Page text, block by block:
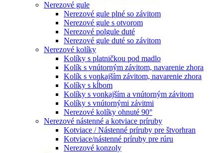
Nerezové gule
Nerezové gule plné so závitom
Nerezové gule s otvorom
Nerezové polgule duté
Nerezové gule duté so závitom
Nerezové kolíky
Kolíky s platničkou pod madlo
Kolík s vnútorným závitom, navarenie zhora
Kolík s vonkajším závitom, navarenie zhora
Kolíky s kĺbom
Kolíky s vonkajším a vnútorným závitom
Kolíky s vnútornými závitmi
Nerezové kolíky ohnuté 90°
Nerezové nástenné a kotviace príruby
Kotviace / Nástenné príruby pre štvorhran
Kotviace/nástenné príruby pre rúru
Nerezové konzoly